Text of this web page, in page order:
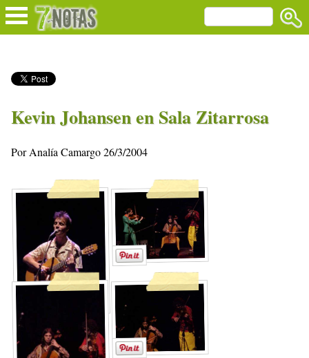
Kevin Johansen en Sala Zitarrosa
Por Analía Camargo 26/3/2004